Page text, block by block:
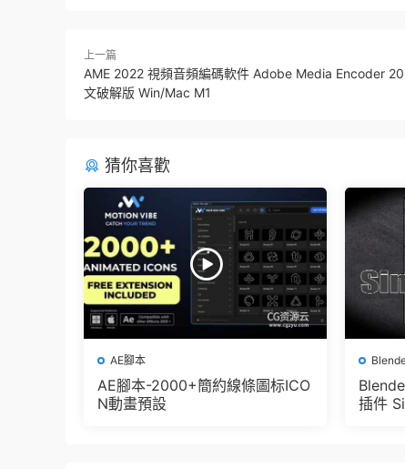
上一篇
AME 2022 視頻音頻編碼軟件 Adobe Media Encoder
文破解版 Win/Mac M1
猜你喜歡
AE腳本
AE腳本-2000+簡約線條圖标ICO
N動畫預設
插件